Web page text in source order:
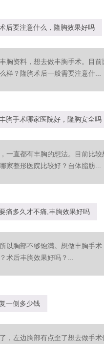
后要注意什么，隆胸效果好吗
胸资料，想去做丰胸手术。目
样？隆胸术后一般需要注意什...
胸手术哪家医院好，隆胸安全吗
一直都有丰胸的想法。目前比
家整形医院比较好？自体脂肪...
痛多久才不痛,丰胸效果好吗
以胸部不够饱满。想做丰胸手
术后丰胸效果好吗？...
一侧多少钱
，左边胸部有点歪了想去做手